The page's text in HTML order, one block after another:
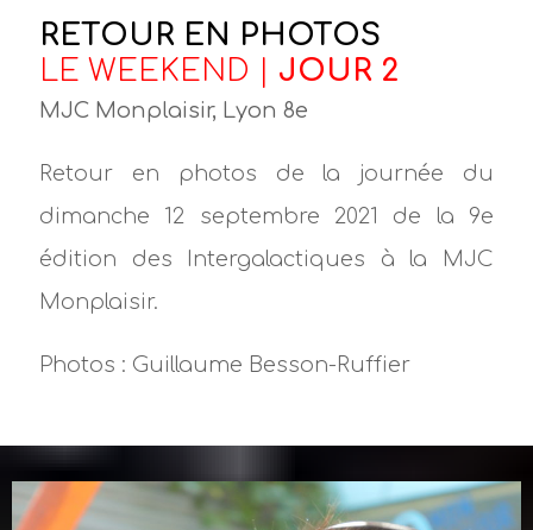
RETOUR EN PHOTOS
LE WEEKEND | JOUR 2
MJC Monplaisir, Lyon 8e
Retour en photos de la journée du
dimanche 12 septembre 2021 de la 9e
édition des Intergalactiques à la MJC
Monplaisir.
Photos : Guillaume Besson-Ruffier